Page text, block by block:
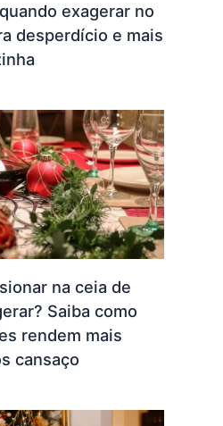
exagerar no
desperdício e mais
na ceia de
Saiba como
rendem mais
cansaço